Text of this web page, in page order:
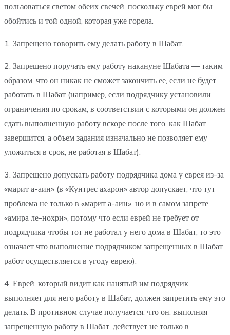
пользоваться светом обеих свечей, поскольку еврей мог бы
обойтись и той одной, которая уже горела.
1. Запрещено говорить ему делать работу в Шабат.
2. Запрещено поручать ему работу накануне Шабата — таким
образом, что он никак не сможет закончить ее, если не будет
работать в Шабат (например, если подрядчику установили
ограничения по срокам, в соответствии с которыми он должен
сдать выполненную работу вскоре после того, как Шабат
завершится, а объем задания изначально не позволяет ему
уложиться в срок, не работая в Шабат).
3. Запрещено допускать работу подрядчика дома у еврея из-за
«марит а-аин» (в «Кунтрес ахарон» автор допускает, что тут
проблема не только в «марит а-аин», но и в самом запрете
«амира ле-нохри», потому что если еврей не требует от
подрядчика чтобы тот не работал у него дома в Шабат, то это
означает что выполнение подрядчиком запрещенных в Шабат
работ осуществляется в угоду еврею).
4. Еврей, который видит как нанятый им подрядчик
выполняет для него работу в Шабат, должен запретить ему это
делать. В противном случае получается, что он, выполняя
запрещенную работу в Шабат, действует не только в